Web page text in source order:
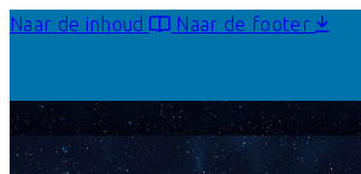
Naar de inhoud Naar de footer